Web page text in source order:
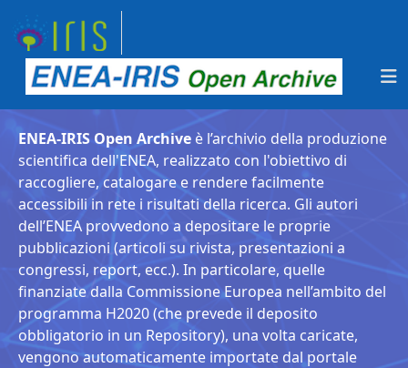
ENEA-IRIS Open Archive è l’archivio della produzione
scientifica dell'ENEA, realizzato con l'obiettivo di
raccogliere, catalogare e rendere facilmente
accessibili in rete i risultati della ricerca. Gli autori
dell’ENEA provvedono a depositare le proprie
pubblicazioni (articoli su rivista, presentazioni a
congressi, report, ecc.). In particolare, quelle
finanziate dalla Commissione Europea nell’ambito del
programma H2020 (che prevede il deposito
obbligatorio in un Repository), una volta caricate,
vengono automaticamente importate dal portale